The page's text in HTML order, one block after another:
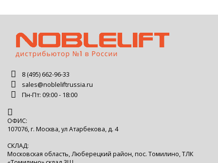
8 (495) 662-96-33
sales@nobleliftrussia.ru
Пн-Пт: 09:00 - 18:00
ОФИС:
107076, г. Москва, ул Атарбекова, д. 4
СКЛАД:
Московская область, Люберецкий район, пос. Томилино, ТЛК